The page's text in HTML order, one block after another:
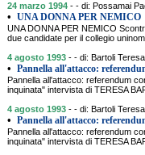
24 marzo 1994 - - di: Possamai
• UNA DONNA PER NEMICO
UNA DONNA PER NEMICO
due candidate per il collegio
4 agosto 1993 - - di: Bartoli
• Pannella all'attacco:
Pannella all'attacco: referendum
inquinata" intervista di TERESA
4 agosto 1993 - - di: Bartoli
• Pannella all'attacco:
Pannella all'attacco: referendum
inquinata" intervista di TERESA